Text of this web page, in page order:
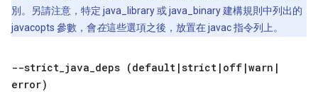
別。另請注意，特定 java_library 或 java_binary 建構規則中列出的
javacopts 參數，會在這些選項之後，放置在 javac 指令列上。
--strict_java_deps (default |strict | off |warn |
error)